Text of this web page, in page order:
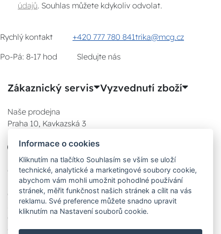
údajů . Souhlas můžete kdykoliv odvolat.
Rychlý kontakt +420 777 780 841trika@mcg.cz
Po-Pá: 8-17 hod
Sledujte nás
Zákaznický servis Vyzvednutí zboží
Naše prodejna
Praha 10, Kavkazská 3
777 780 841
08:00 - 17:00
08:00 - 17:00
08:00 - 17:00
Čt:
Informace o cookies
Kliknutím na tlačítko Souhlasím se vším se uloží
technické, analytické a marketingové soubory cookie,
abychom vám mohli umožnit pohodlné používání
stránek, měřit funkčnost našich stránek a cílit na vás
reklamu. Své preference můžete snadno upravit
kliknutím na Nastavení souborů cookie.